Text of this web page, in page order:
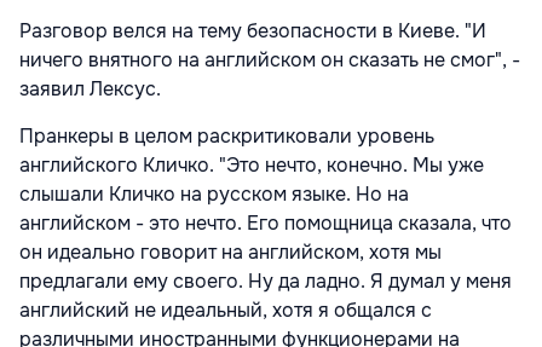
Разговор велся на тему безопасности в Киеве. "И
ничего внятного на английском он сказать не смог", -
заявил Лексус.
Пранкеры в целом раскритиковали уровень
английского Кличко. "Это нечто, конечно. Мы уже
слышали Кличко на русском языке. Но на
английском - это нечто. Его помощница сказала, что
он идеально говорит на английском, хотя мы
предлагали ему своего. Ну да ладно. Я думал у меня
английский не идеальный, хотя я общался с
различными иностранными функционерами на